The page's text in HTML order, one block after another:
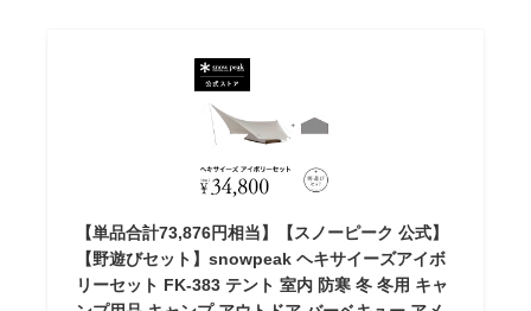
【単品合計73,876円相当】【スノーピーク 公式】
【野遊びセット】snowpeak ヘキサイーズアイボ
リーセット FK-383 テント 室内 防寒 冬 冬用 キャ